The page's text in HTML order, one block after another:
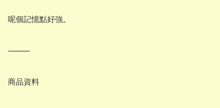
呢個記憶點好強。
⸻
商品資料